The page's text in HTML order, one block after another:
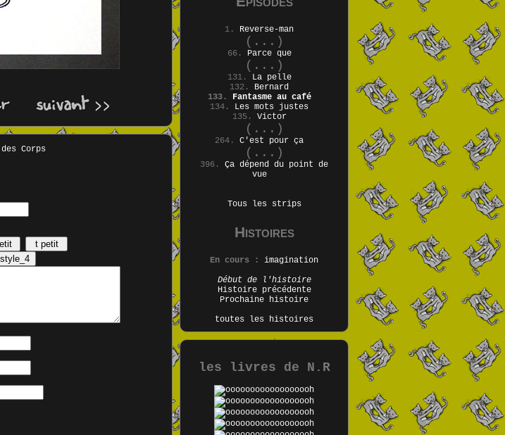
1. Reverse-man
(...)
66. Parce que
(...)
131.
La pelle
132. Bernard
133.
Fantasme au café
134. Les mots justes
135. Victor
(...)
264. C'est pour ça
(...)
396. Ça dépend du point de
vue
Tous les strips
Histoires
En cours :
imagination
Début de l'histoire
Histoire précédente
Prochaine histoire
toutes les histoires
les livres de N.R